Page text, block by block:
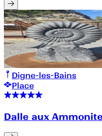
Digne-les-Bains
Place
Dalle aux